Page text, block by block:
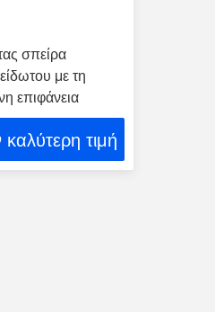
σπείρα
με τη
επιφάνεια
τιμή